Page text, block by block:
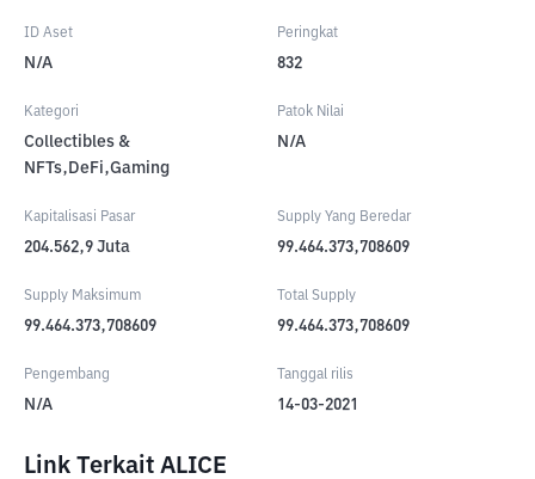
ID Aset
N/A
Peringkat
832
Kategori
Collectibles &
NFTs,DeFi,Gaming
Patok Nilai
N/A
Kapitalisasi Pasar
204.562,9 Juta
Supply Yang Beredar
99.464.373,708609
Supply Maksimum
99.464.373,708609
Total Supply
99.464.373,708609
Pengembang
N/A
Tanggal rilis
14-03-2021
Link Terkait ALICE